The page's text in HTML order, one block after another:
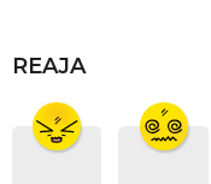
REAJA